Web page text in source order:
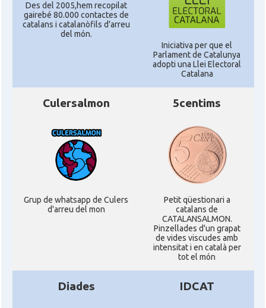
Des del 2005,hem recopilat
gairebé 80.000 contactes de
catalans i catalanòfils d'arreu
del món.
Iniciativa per que el
Parlament de Catalunya
adopti una Llei Electoral
Catalana
Culersalmon
Grup de whatsapp de Culers
d'arreu del mon
5centims
Petit qüestionari a
catalans de
CATALANSALMON.
Pinzellades d'un grapat
de vides viscudes amb
intensitat i en català per
tot el món
Diades IDCAT